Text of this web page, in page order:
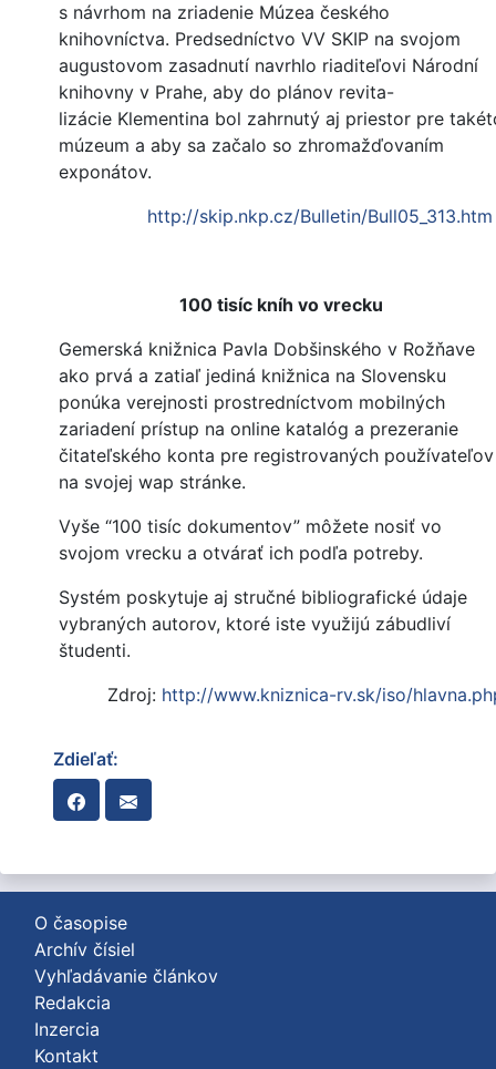
s návrhom na zriadenie Múzea českého
knihovníctva. Predsedníctvo VV SKIP na svojom
augustovom zasadnutí navrhlo riaditeľovi Národní
knihovny v Prahe, aby do plánov revita-
lizácie Klementina bol zahrnutý aj priestor pre
múzeum a aby sa začalo so zhromažďovaním
exponátov.
http://skip.nkp.cz/Bulletin/Bull05_313.htm
100 tisíc kníh vo vrecku
Gemerská knižnica Pavla Dobšinského v Rožňave
ako prvá a zatiaľ jediná knižnica na Slovensku
ponúka verejnosti prostredníctvom mobilných
zariadení prístup na online katalóg a prezeranie
čitateľského konta pre registrovaných používateľov
na svojej wap stránke.
Vyše “100 tisíc dokumentov” môžete nosiť vo
svojom vrecku a otvárať ich podľa potreby.
Systém poskytuje aj stručné bibliografické údaje
vybraných autorov, ktoré iste využijú zábudliví
študenti.
Zdroj: http://www.kniznica-rv.sk/iso/
Zdieľať:
O časopise
Archív čísiel
Vyhľadávanie článkov
Redakcia
Inzercia
Kontakt